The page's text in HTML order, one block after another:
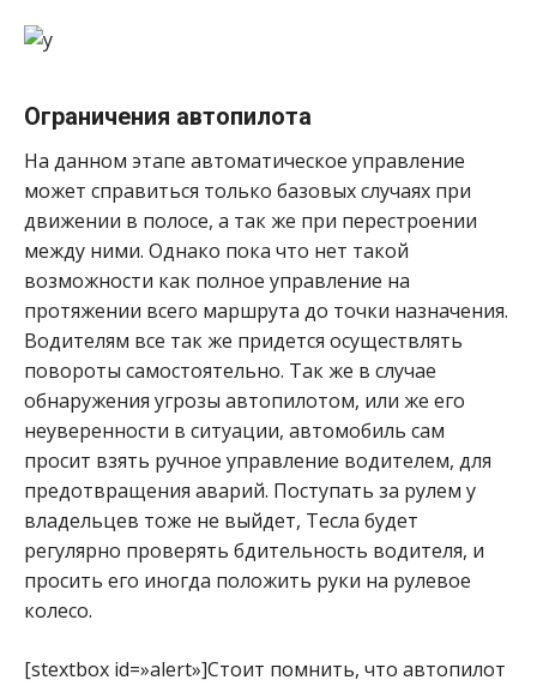
Ограничения автопилота
На данном этапе автоматическое управление
может справиться только базовых случаях при
движении в полосе, а так же при перестроении
между ними. Однако пока что нет такой
возможности как полное управление на
протяжении всего маршрута до точки назначения.
Водителям все так же придется осуществлять
повороты самостоятельно. Так же в случае
обнаружения угрозы автопилотом, или же его
неуверенности в ситуации, автомобиль сам
просит взять ручное управление водителем, для
предотвращения аварий. Поступать за рулем у
владельцев тоже не выйдет, Тесла будет
регулярно проверять бдительность водителя, и
просить его иногда положить руки на рулевое
колесо.
[stextbox id=»alert»]Стоит помнить, что автопилот